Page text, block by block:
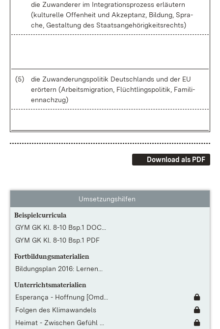
die Zu­wan­de­rer im In­te­gra­ti­ons­pro­zess er­läu­tern
(kul­tu­rel­le Of­fen­heit und Ak­zep­tanz, Bil­dung, Spra­
che, Ge­stal­tung des Staats­an­ge­hö­rig­keits­rechts)
(5)
die Zu­wan­de­rungs­po­li­tik Deutsch­lands und der EU
er­ör­tern (Ar­beits­mi­gra­ti­on, Flücht­lings­po­li­tik, Fa­mi­li­
en­nach­zug)
Download als PDF
Umsetzungshilfen
Beispielcurricula
GYM GK Kl. 8-10 Bsp.1 DOC...
GYM GK Kl. 8-10 Bsp.1 PDF
Fortbildungsmaterialien
Bildungsplan 2016: Lernen...
Unterrichtsmaterialien
Esperança - Hoffnung [Omd...
Folgen des Klimawandels
Heimat - Zwischen Gefühl ...